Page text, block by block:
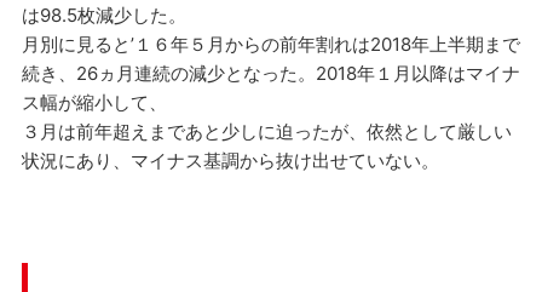
は98.5枚減少した。
月別に見ると’１６年５月からの前年割れは2018年上半期まで
続き、26ヵ月連続の減少となった。2018年１月以降はマイナ
ス幅が縮小して、
３月は前年超えまであと少しに迫ったが、依然として厳しい
状況にあり、マイナス基調から抜け出せていない。